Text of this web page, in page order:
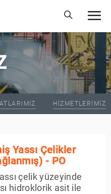
HIZMETLERIMIZ
Yassı Çelikler
- PO
çelik yüzeyinde
hidroklorik asit ile